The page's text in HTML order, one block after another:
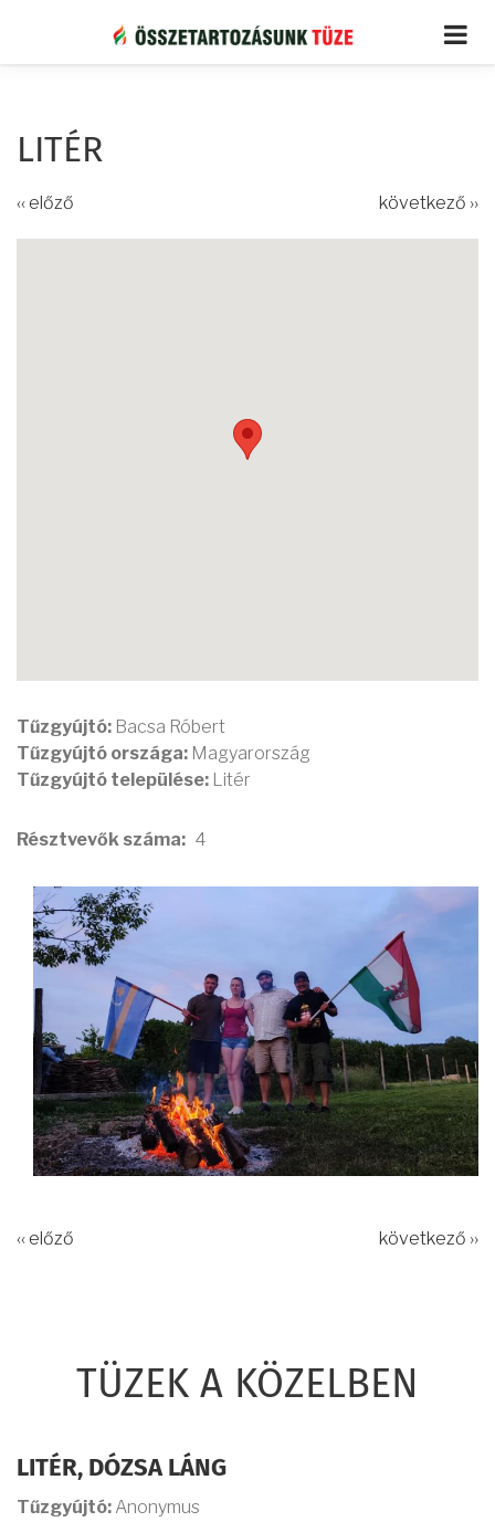
tartalomra
LITÉR
‹‹ előző következő ››
Tűzgyújtó: Bacsa Róbert
Tűzgyújtó országa: Magyarország
Tűzgyújtó települése: Litér
Résztvevők száma 4
‹‹ előző következő ››
TÜZEK A KÖZELBEN
LITÉR, DÓZSA LÁNG
Tűzgyújtó: Anonymus